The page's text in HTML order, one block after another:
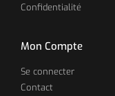
Confidentialité
Mon Compte
Se connecter
Contact